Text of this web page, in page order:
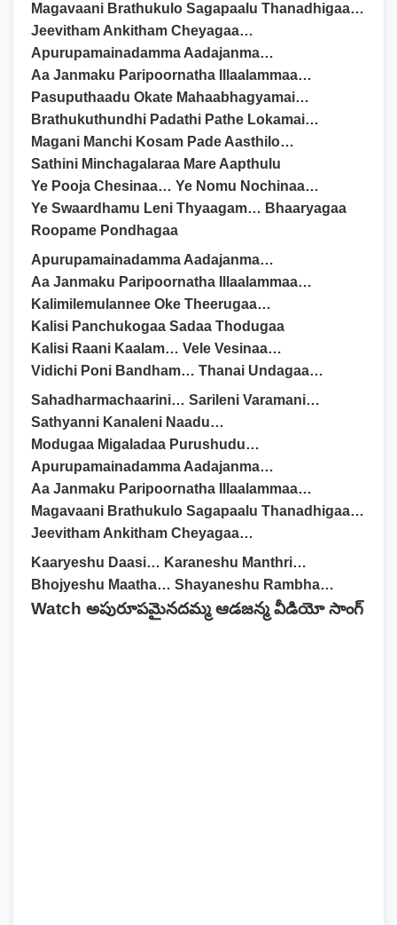
Magavaani Brathukulo Sagapaalu Thanadhigaa…
Jeevitham Ankitham Cheyagaa…
Apurupamainadamma Aadajanma…
Aa Janmaku Paripoornatha Illaalammaa…
Pasuputhaadu Okate Mahaabhagyamai…
Brathukuthundhi Padathi Pathe Lokamai…
Magani Manchi Kosam Pade Aasthilo…
Sathini Minchagalaraa Mare Aapthulu
Ye Pooja Chesinaa… Ye Nomu Nochinaa…
Ye Swaardhamu Leni Thyaagam… Bhaaryagaa
Roopame Pondhagaa
Apurupamainadamma Aadajanma…
Aa Janmaku Paripoornatha Illaalammaa…
Kalimilemulannee Oke Theerugaa…
Kalisi Panchukogaa Sadaa Thodugaa
Kalisi Raani Kaalam… Vele Vesinaa…
Vidichi Poni Bandham… Thanai Undagaa…
Sahadharmachaarini… Sarileni Varamani…
Sathyanni Kanaleni Naadu…
Modugaa Migaladaa Purushudu…
Apurupamainadamma Aadajanma…
Aa Janmaku Paripoornatha Illaalammaa…
Magavaani Brathukulo Sagapaalu Thanadhigaa…
Jeevitham Ankitham Cheyagaa…
Kaaryeshu Daasi… Karaneshu Manthri…
Bhojyeshu Maatha… Shayaneshu Rambha…
Watch అపురూపమైనదమ్మ ఆడజన్మ వీడియో సాంగ్